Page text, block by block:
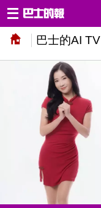
巴士的AI TV